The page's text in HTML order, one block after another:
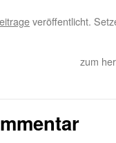
veröffentlicht.
zum